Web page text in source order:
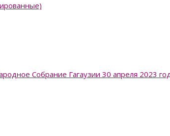
Собрание Гагаузии 30 апреля 2023